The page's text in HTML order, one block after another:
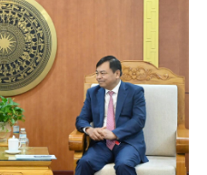
mới và sản lượng